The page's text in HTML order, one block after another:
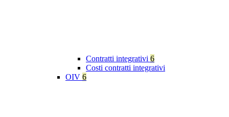
Contratti integrativi 6
Costi contratti integrativi
OIV 6